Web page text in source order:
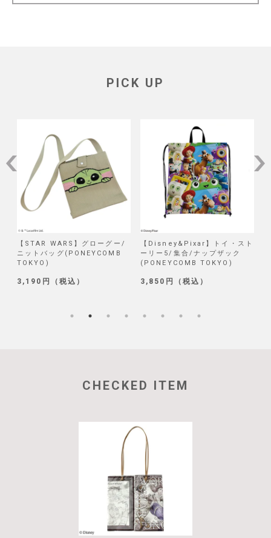
PICK UP
【STAR WARS】グローグー/
ニットバッグ(PONEYCOMB
TOKYO)
3,190円（税込）
【Disney&Pixar】トイ・スト
ーリー5/集合/ナップザック
(PONEYCOMB TOKYO)
3,850円（税込）
CHECKED ITEM